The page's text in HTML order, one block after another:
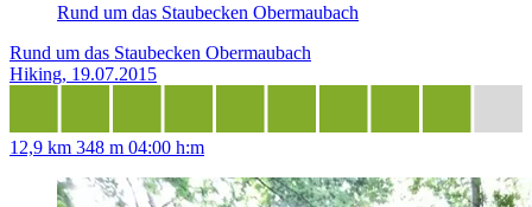
Rund um das Staubecken Obermaubach
Rund um das Staubecken Obermaubach
Hiking, 19.07.2015
12,9 km 348 m 04:00 h:m